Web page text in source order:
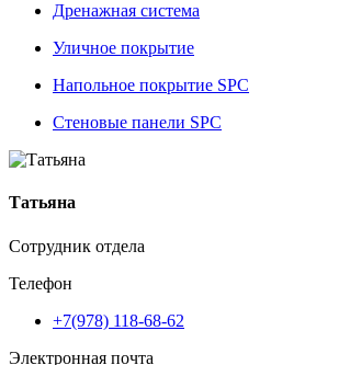
Дренажная система
Уличное покрытие
Напольное покрытие SPC
Стеновые панели SPC
Татьяна
Сотрудник отдела
Телефон
+7(978) 118-68-62
Электронная почта